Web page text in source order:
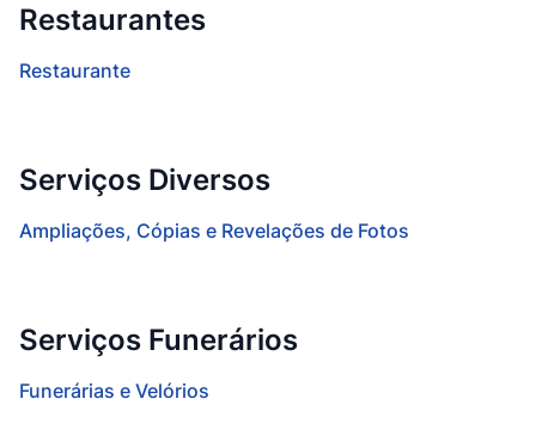
Restaurantes
Restaurante
Serviços Diversos
Ampliações, Cópias e Revelações de Fotos
Serviços Funerários
Funerárias e Velórios